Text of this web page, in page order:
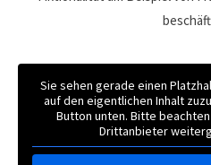
Sie sehen gerade einen
auf den eigentlichen Inhalt
Button unten. Bitte
Drittanbieter